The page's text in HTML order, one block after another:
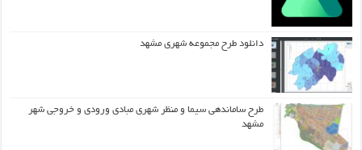
دانلود طرح مجموعه شهری مشهد
طرح ساماندهی سیما و منظر شهری مبادی ورودی و خروجی شهر
مشهد